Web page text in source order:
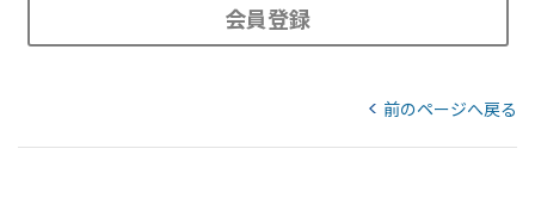
会員登録
前のページへ戻る